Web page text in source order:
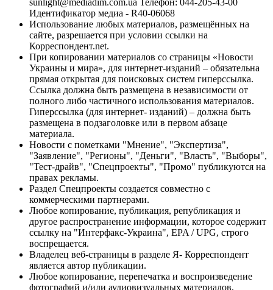
Идентификатор медиа - R40-06068
Использование любых материалов, размещённых на
сайте, разрешается при условии ссылки на
Корреспондент.net.
При копировании материалов со страницы «Новости
Украины и мира», для интернет-изданий – обязательна
прямая открытая для поисковых систем гиперссылка.
Ссылка должна быть размещена в независимости от
полного либо частичного использования материалов.
Гиперссылка (для интернет- изданий) – должна быть
размещена в подзаголовке или в первом абзаце
материала.
Новости с пометками "Мнение", "Экспертиза",
"Заявление", "Регионы", "Деньги", "Власть", "Выборы",
"Тест-драйв", "Спецпроекты", "Промо" публикуются на
правах рекламы.
Раздел Спецпроекты создается совместно с
коммерческими партнерами.
Любое копирование, публикация, републикация и
другое распространение информации, которое содержит
ссылку на "Интерфакс-Украина", EPA / UPG, строго
воспрещается.
Владелец веб-страницы в разделе Я- Корреспондент
является автор публикации.
Любое копирование, перепечатка и воспроизведение
фотографий и/или аудиовизуальных материалов,